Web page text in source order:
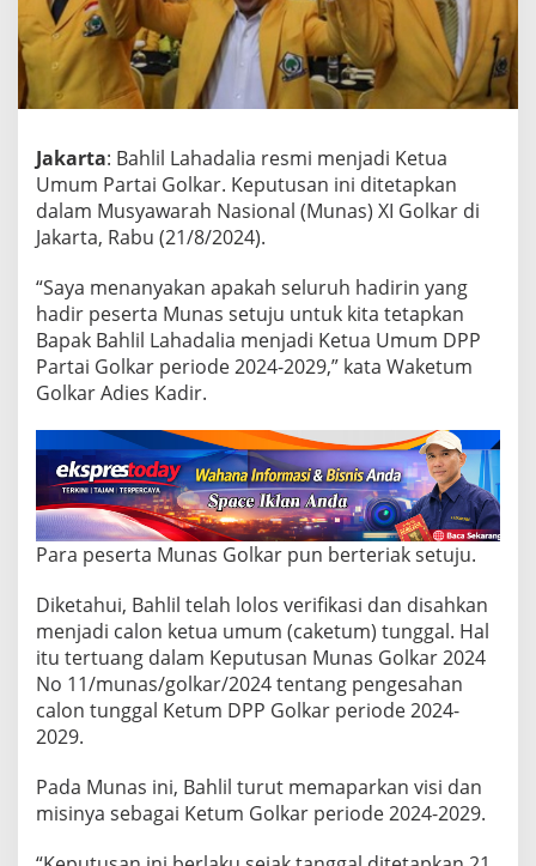
a
i
G
o
l
r
T
e
t
k
a
n
B
a
l
i
l
L
a
h
a
a
l
i
a
K
e
U
m
m
Jakarta: Bahlil Lahadalia resmi menjadi Ketua
Umum Partai Golkar. Keputusan ini ditetapkan
dalam Musyawarah Nasional (Munas) XI Golkar di
Jakarta, Rabu (21/8/2024).
“Saya menanyakan apakah seluruh hadirin yang
hadir peserta Munas setuju untuk kita tetapkan
Bapak Bahlil Lahadalia menjadi Ketua Umum DPP
Partai Golkar periode 2024-2029,” kata Waketum
Golkar Adies Kadir.
Para peserta Munas Golkar pun berteriak setuju.
Diketahui, Bahlil telah lolos verifikasi dan disahkan
menjadi calon ketua umum (caketum) tunggal. Hal
itu tertuang dalam Keputusan Munas Golkar 2024
No 11/munas/golkar/2024 tentang pengesahan
calon tunggal Ketum DPP Golkar periode 2024-
2029.
Pada Munas ini, Bahlil turut memaparkan visi dan
misinya sebagai Ketum Golkar periode 2024-2029.